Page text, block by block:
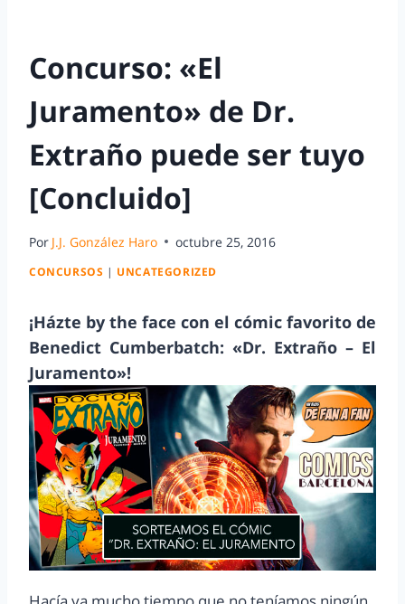
Concurso: «El
Juramento» de Dr.
Extraño puede ser tuyo
[Concluido]
Por J.J. González Haro octubre 25, 2016
CONCURSOS | UNCATEGORIZED
¡Házte by the face con el cómic favorito de
Benedict Cumberbatch: «Dr. Extraño – El
Juramento»!